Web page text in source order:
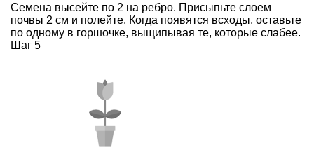
Семена высейте по 2 на ребро. Присыпьте слоем
почвы 2 см и полейте. Когда появятся всходы, оставьте
по одному в горшочке, выщипывая те, которые слабее.
Шаг 5